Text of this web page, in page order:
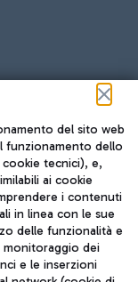
del sito web
funzionamento dello
cookie tecnici), e,
ai cookie
i contenuti
in linea con le sue
delle funzionalità e
monitoraggio dei
e le inserzioni